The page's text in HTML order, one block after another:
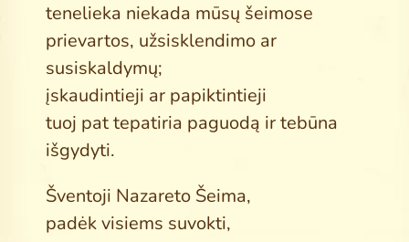
tenelieka niekada mūsų šeimose
prievartos, užsisklendimo ar
susiskaldymų;
įskaudintieji ar papiktintieji
tuoj pat tepatiria paguodą ir tebūna
išgydyti.
Šventoji Nazareto Šeima,
padėk visiems suvokti,